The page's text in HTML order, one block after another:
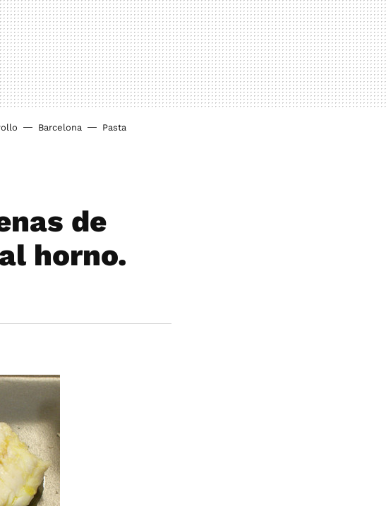
Barcelona Pasta
de
horno.